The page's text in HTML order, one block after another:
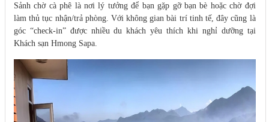
Sảnh chờ cà phê là nơi lý tưởng để bạn gặp gỡ bạn bè hoặc chờ đợi
làm thủ tục nhận/trả phòng. Với không gian bài trí tinh tế, đây cũng là
góc “check-in” được nhiều du khách yêu thích khi nghỉ dưỡng tại
Khách sạn Hmong Sapa.